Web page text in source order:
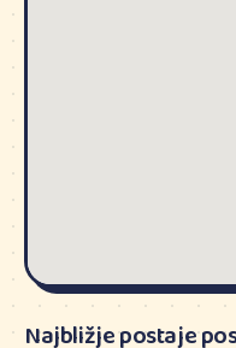
Najbližje postaje